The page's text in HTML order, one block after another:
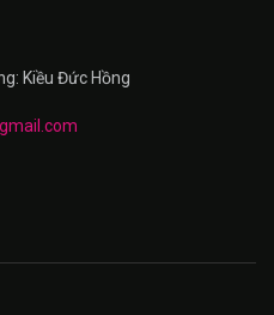
Kiều Đức Hồng